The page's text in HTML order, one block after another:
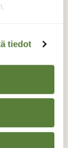
tiedot